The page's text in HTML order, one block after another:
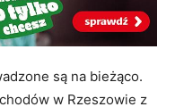
są na bieżąco.
w Rzeszowie z